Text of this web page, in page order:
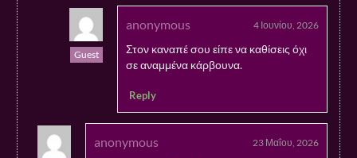
Guest
anonymous 4 Ιουνίου, 2026
Στον καναπέ σου είπε να καθίσεις όχι
σε αναμμένα κάρβουνα.
Reply
anonymous 23 Μαΐου, 2026